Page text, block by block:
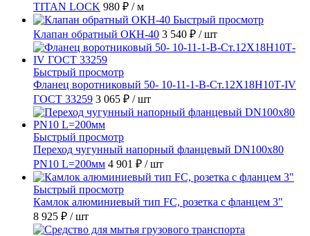
TITAN LOCK 980 ₽ / м
Быстрый просмотр
Клапан обратный ОКН-40 3 540 ₽ / шт
Быстрый просмотр
Фланец воротниковый 50- 10-11-1-B-Ст.12Х18Н10Т-IV
ГОСТ 33259 3 065 ₽ / шт
Быстрый просмотр
Переход чугунный напорный фланцевый DN100х80
PN10 L=200мм 4 901 ₽ / шт
Быстрый просмотр
Камлок алюминиевый тип FC, розетка с фланцем 3"
8 925 ₽ / шт